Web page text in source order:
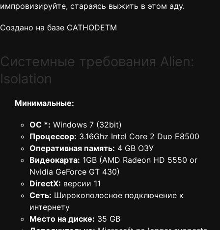
импровизируйте, стараясь выжить в этом аду.
Создано на базе CATHODETM
Cистемные требования Alien:
Isolation
Минимальные:
ОС *: Windows 7 (32bit)
Процессор: 3.16Ghz Intel Core 2 Duo E8500
Оперативная память: 4 GB ОЗУ
Видеокарта: 1GB (AMD Radeon HD 5550 or
Nvidia GeForce GT 430)
DirectX: версии 11
Сеть: Широкополосное подключение к
интернету
Место на диске: 35 GB